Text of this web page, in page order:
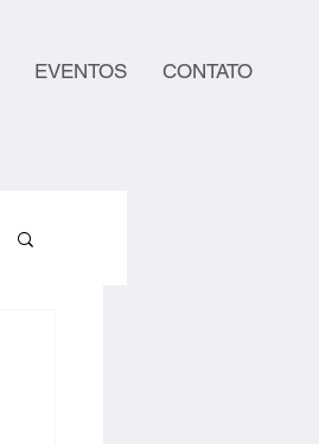
EVENTOS CONTATO